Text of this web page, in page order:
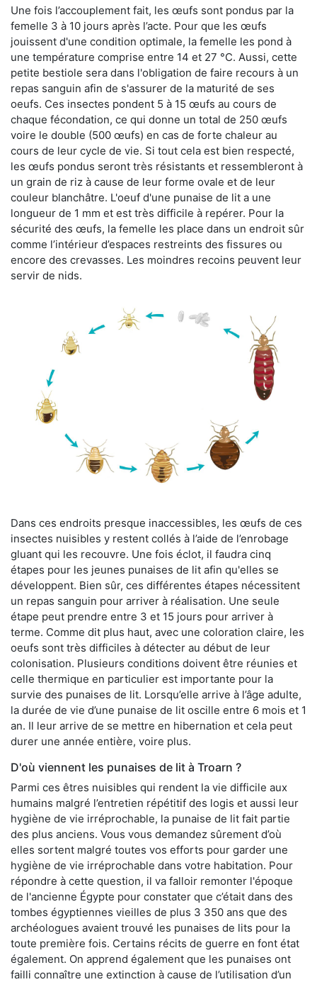
Une fois l’accouplement fait, les œufs sont pondus par la
femelle 3 à 10 jours après l’acte. Pour que les œufs
jouissent d'une condition optimale, la femelle les pond à
une température comprise entre 14 et 27 °C. Aussi, cette
petite bestiole sera dans l'obligation de faire recours à un
repas sanguin afin de s'assurer de la maturité de ses
oeufs. Ces insectes pondent 5 à 15 œufs au cours de
chaque fécondation, ce qui donne un total de 250 œufs
voire le double (500 œufs) en cas de forte chaleur au
cours de leur cycle de vie. Si tout cela est bien respecté,
les œufs pondus seront très résistants et ressembleront à
un grain de riz à cause de leur forme ovale et de leur
couleur blanchâtre. L'oeuf d'une punaise de lit a une
longueur de 1 mm et est très difficile à repérer. Pour la
sécurité des œufs, la femelle les place dans un endroit sûr
comme l’intérieur d’espaces restreints des fissures ou
encore des crevasses. Les moindres recoins peuvent leur
servir de nids.
Dans ces endroits presque inaccessibles, les œufs de ces
insectes nuisibles y restent collés à l’aide de l’enrobage
gluant qui les recouvre. Une fois éclot, il faudra cinq
étapes pour les jeunes punaises de lit afin qu'elles se
développent. Bien sûr, ces différentes étapes nécessitent
un repas sanguin pour arriver à réalisation. Une seule
étape peut prendre entre 3 et 15 jours pour arriver à
terme. Comme dit plus haut, avec une coloration claire, les
oeufs sont très difficiles à détecter au début de leur
colonisation. Plusieurs conditions doivent être réunies et
celle thermique en particulier est importante pour la
survie des punaises de lit. Lorsqu’elle arrive à l’âge adulte,
la durée de vie d’une punaise de lit oscille entre 6 mois et 1
an. Il leur arrive de se mettre en hibernation et cela peut
durer une année entière, voire plus.
D'où viennent les punaises de lit à Troarn ?
Parmi ces êtres nuisibles qui rendent la vie difficile aux
humains malgré l’entretien répétitif des logis et aussi leur
hygiène de vie irréprochable, la punaise de lit fait partie
des plus anciens. Vous vous demandez sûrement d’où
elles sortent malgré toutes vos efforts pour garder une
hygiène de vie irréprochable dans votre habitation. Pour
répondre à cette question, il va falloir remonter l'époque
de l'ancienne Égypte pour constater que c’était dans des
tombes égyptiennes vieilles de plus 3 350 ans que des
archéologues avaient trouvé les punaises de lits pour la
toute première fois. Certains récits de guerre en font état
également. On apprend également que les punaises ont
failli connaître une extinction à cause de l’utilisation d’un